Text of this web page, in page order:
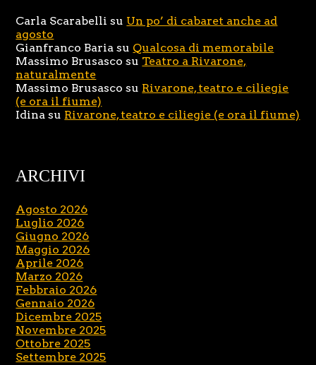
Carla Scarabelli su Un po’ di cabaret anche ad
agosto
Gianfranco Baria su Qualcosa di memorabile
Massimo Brusasco su Teatro a Rivarone,
naturalmente
Massimo Brusasco su Rivarone, teatro e ciliegie
(e ora il fiume)
Idina su Rivarone, teatro e ciliegie (e ora il fiume)
ARCHIVI
Agosto 2026
Luglio 2026
Giugno 2026
Maggio 2026
Aprile 2026
Marzo 2026
Febbraio 2026
Gennaio 2026
Dicembre 2025
Novembre 2025
Ottobre 2025
Settembre 2025